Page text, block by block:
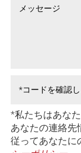
*私たちはあな
あなたの連絡先
従ってあなたに